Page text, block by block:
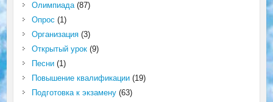
Олимпиада(87)
Опрос (1)
Организация(3)
Открытый урок(9)
Песни(1)
Повышение квалификации(19)
Подготовка к экзамену(63)